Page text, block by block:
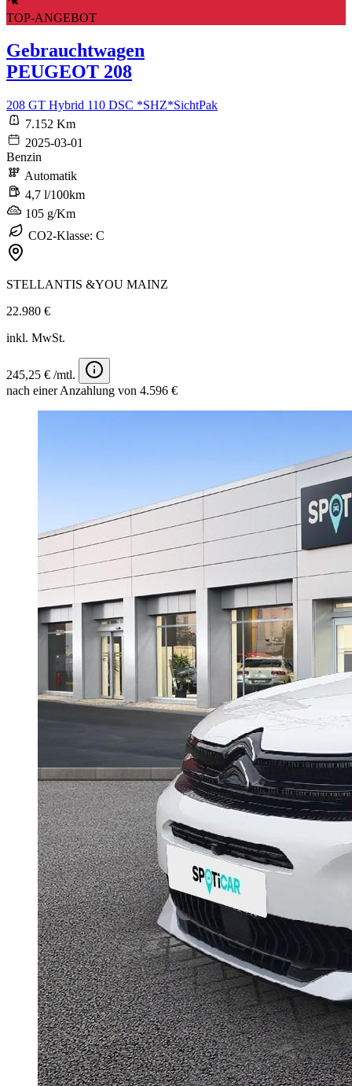
TOP-ANGEBOT
Gebrauchtwagen
PEUGEOT 208
208 GT Hybrid 110 DSC *SHZ*SichtPak
7.152 Km
2025-03-01
Benzin
Automatik
4,7 l/100km
105 g/Km
CO2-Klasse: C
STELLANTIS &YOU MAINZ
22.980 €
inkl. MwSt.
245,25 € /mtl.
nach einer Anzahlung von 4.596 €